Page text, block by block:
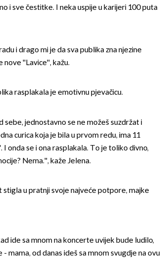
i sve čestitke. I neka uspije u karijeri 100 puta
i drago mi je da sva publika zna njezine
nove ''Lavice'', kažu.
rasplakala je emotivnu pjevačicu.
sebe, jednostavno se ne možeš suzdržat i
curica koja je bila u prvom redu, ima 11
onda se i ona rasplakala. To je toliko divno,
Nema.'', kaže Jelena.
stigla u pratnji svoje najveće potpore, majke
ide sa mnom na koncerte uvijek bude ludilo,
mama, od danas ideš sa mnom svugdje na ovu
OMOGUĆI OBAVIJESTI